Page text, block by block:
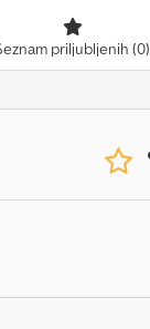
priljubljenih (0)